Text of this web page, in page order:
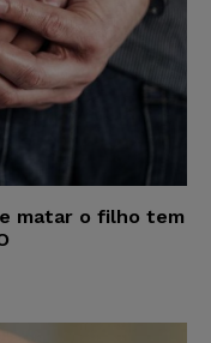
matar o filho tem